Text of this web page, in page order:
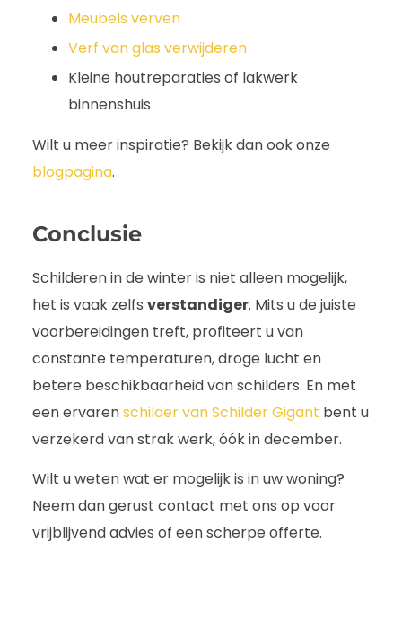
Meubels verven
Verf van glas verwijderen
Kleine houtreparaties of lakwerk
binnenshuis
Wilt u meer inspiratie? Bekijk dan ook onze
blogpagina.
Conclusie
Schilderen in de winter is niet alleen mogelijk,
het is vaak zelfs verstandiger. Mits u de juiste
voorbereidingen treft, profiteert u van
constante temperaturen, droge lucht en
betere beschikbaarheid van schilders. En met
een ervarenschilder van Schilder Gigant bent u
verzekerd van strak werk, óók in december.
Wilt u weten wat er mogelijk is in uw woning?
Neem dan gerust contact met ons op voor
vrijblijvend advies of een scherpe offerte.